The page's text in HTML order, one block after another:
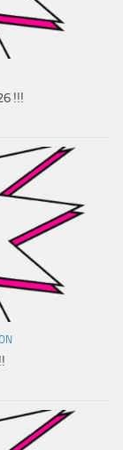
!!!